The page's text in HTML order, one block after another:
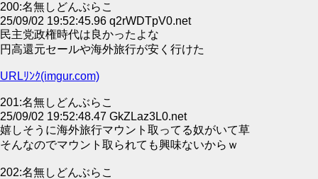
200:名無しどんぶらこ
25/09/02 19:52:45.96 q2rWDTpV0.net
民主党政権時代は良かったよな
円高還元セールや海外旅行が安く行けた
URLﾘﾝｸ(imgur.com)
201:名無しどんぶらこ
25/09/02 19:52:48.47 GkZLaz3L0.net
嬉しそうに海外旅行マウント取ってる奴がいて草
そんなのでマウント取られても興味ないからｗ
202:名無しどんぶらこ